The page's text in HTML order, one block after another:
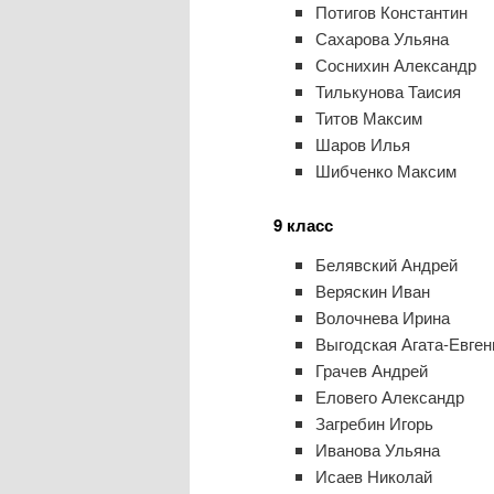
Потигов Константин
Сахарова Ульяна
Соснихин Александр
Тилькунова Таисия
Титов Максим
Шаров Илья
Шибченко Максим
9 класс
Белявский Андрей
Веряскин Иван
Волочнева Ирина
Выгодская Агата-
Грачев Андрей
Еловего Александр
Загребин Игорь
Иванова Ульяна
Исаев Николай